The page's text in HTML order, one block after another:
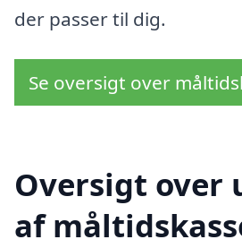
der passer til dig.
Se oversigt over
Oversigt over
af